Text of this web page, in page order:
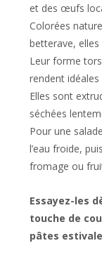
et des œufs
Colorées
betterave,
Leur forme
rendent idéales
Elles sont
séchées
Pour une
l’eau froide,
fromage ou
Essayez-les
touche de
pâtes